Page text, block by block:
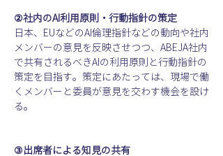
②社内のAI利用原則・行動指針の策定
日本、EUなどのAI倫理指針などの動向や社内
メンバーの意見を反映させつつ、ABEJA社内
で共有されるべきAIの利用原則と行動指針の
策定を目指す。策定にあたっては、現場で働
くメンバーと委員が意見を交わす機会を設け
る。
③出席者による知見の共有